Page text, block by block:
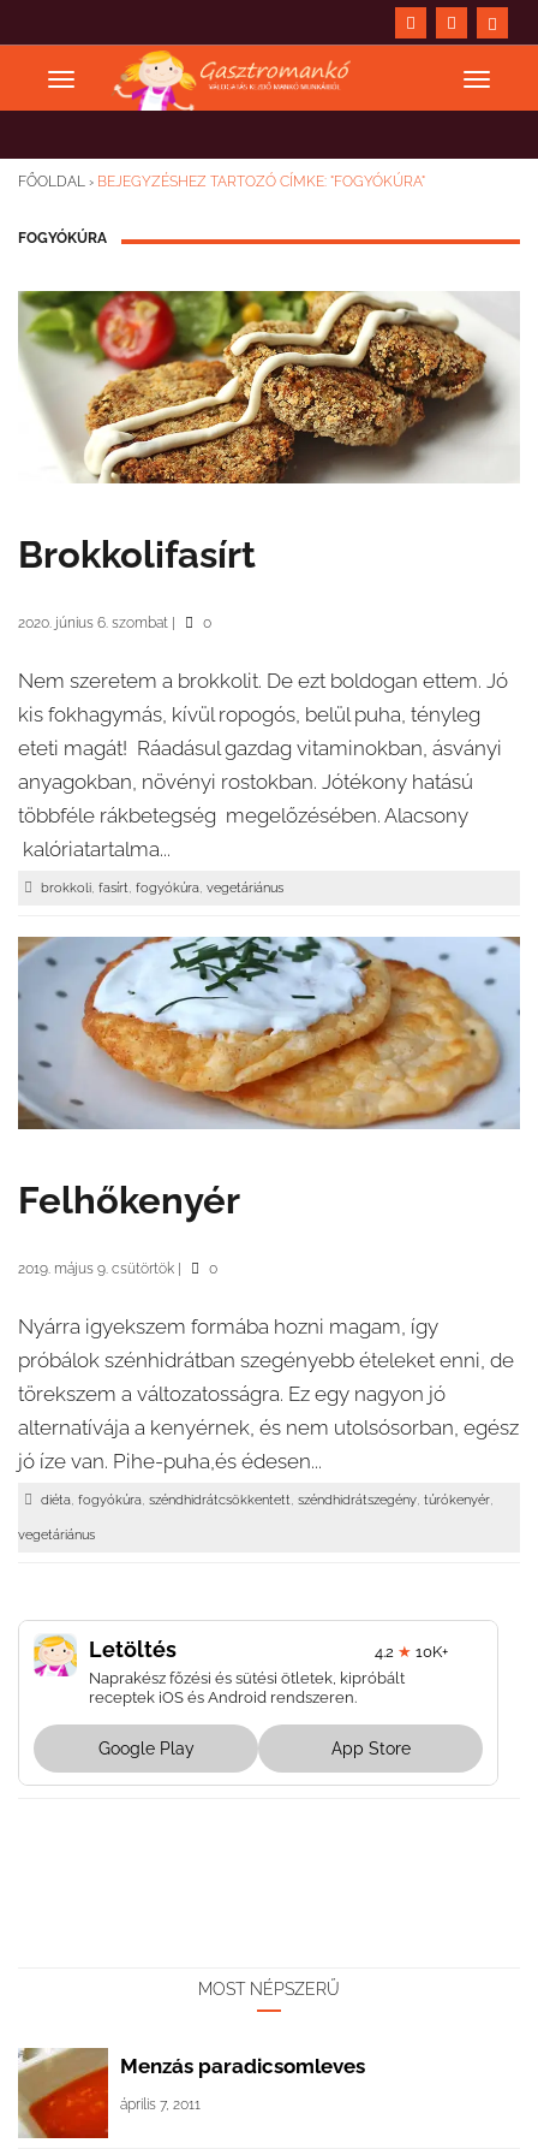
FŐOLDAL › BEJEGYZÉSHEZ TARTOZÓ CÍMKE: "FOGYÓKÚRA"
FOGYÓKÚRA
Brokkolifasírt
2020. június 6. szombat 0
Nem szeretem a brokkolit. De ezt boldogan ettem. Jó
kis fokhagymás, kívül ropogós, belül puha, tényleg
eteti magát! Ráadásul gazdag vitaminokban, ásványi
anyagokban, növényi rostokban. Jótékony hatású
többféle rákbetegség megelőzésében. Alacsony
kalóriatartalma...
brokkoli, fasírt, fogyókúra, vegetáriánus
Felhőkenyér
2019. május 9. csütörtök 0
Nyárra igyekszem formába hozni magam, így
próbálok szénhidrátban szegényebb ételeket enni, de
törekszem a változatosságra. Ez egy nagyon jó
alternatívája a kenyérnek, és nem utolsósorban, egész
jó íze van. Pihe-puha,és édesen...
diéta, fogyókúra, széndhidrátcsökkentett, széndhidrátszegény, túrókenyér,
vegetáriánus
Letöltés 4.2 ★ 10K+
Naprakész főzési és sütési ötletek, kipróbált
receptek iOS és Android rendszeren.
Google Play App Store
MOST NÉPSZERŰ
Menzás paradicsomleves
április 7, 2011